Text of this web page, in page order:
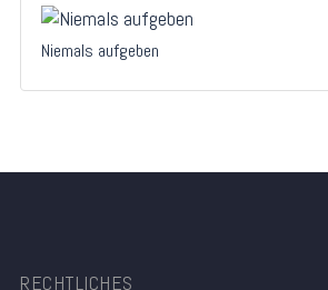
Niemals aufgeben
RECHTLICHES